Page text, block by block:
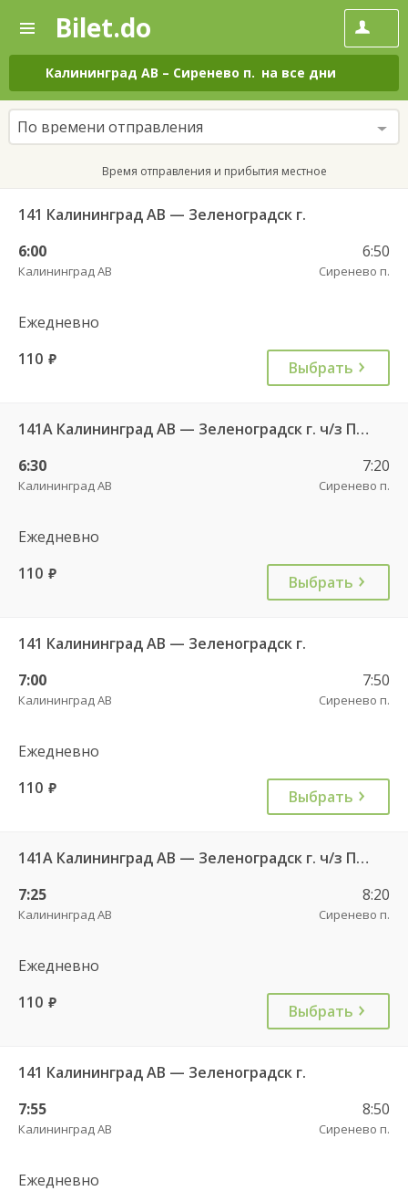
—
Поиск
и
покупка
билетов
на
автобус
онлайн
Bilet.do
Калининград АВ – Сиренево п. на все дни
По времени отправления
Время отправления и прибытия местное
141 Калининград АВ — Зеленоградск г.
6:00
Калининград АВ
6:50
Сиренево п.
Ежедневно
110 руб. Выбрать
141А Калининград АВ — Зеленоградск г. ч/з Петрово п.
6:30
Калининград АВ
7:20
Сиренево п.
Ежедневно
110 руб. Выбрать
141 Калининград АВ — Зеленоградск г.
7:00
Калининград АВ
7:50
Сиренево п.
Ежедневно
110 руб. Выбрать
141А Калининград АВ — Зеленоградск г. ч/з Петрово п.
7:25
Калининград АВ
8:20
Сиренево п.
Ежедневно
110 руб. Выбрать
141 Калининград АВ — Зеленоградск г.
7:55
Калининград АВ
8:50
Сиренево п.
Ежедневно